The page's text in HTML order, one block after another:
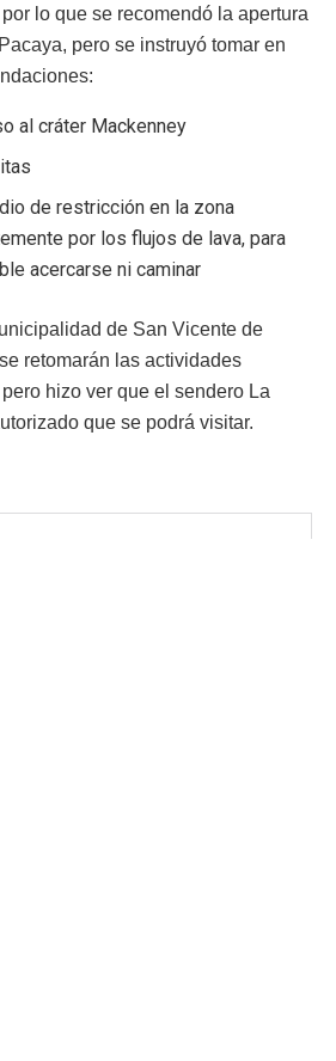
lo que se recomendó la apertura
pero se instruyó tomar en
al cráter Mackenney
de restricción en la zona
por los flujos de lava, para
acercarse ni caminar
de San Vicente de
retomarán las actividades
hizo ver que el sendero La
que se podrá visitar.